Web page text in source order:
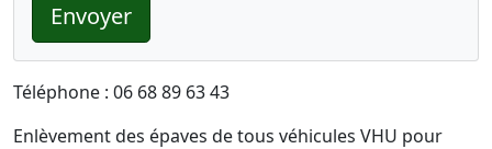
Envoyer
Téléphone : 06 68 89 63 43
Enlèvement des épaves de tous véhicules VHU pour